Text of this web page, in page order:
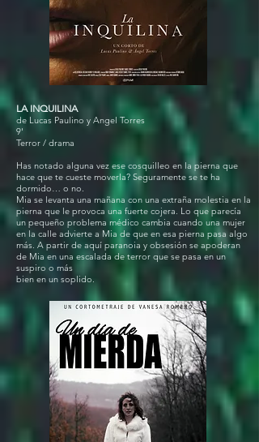
LA INQUILINA
de Lucas Paulino y Angel Torres
9'
Terror / drama
Has notado alguna vez ese cosquilleo en la pierna que
hace que te cueste moverla? Seguramente se te ha
dormido… o no.
Mia se levanta una mañana con una extraña molestia en la
pierna que le provoca una fuerte cojera. Lo que parecía
un pequeño problema médico cambia cuando una mujer
en la calle advierte a Mia de que en esa pierna pasa algo
más. A partir de aquí paranoia y obsesión se apoderan
de Mia en una escalada de terror que se pasa en un
suspiro o más
bien en un soplido.